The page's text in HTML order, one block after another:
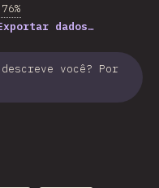
76%
dados…
você? Por